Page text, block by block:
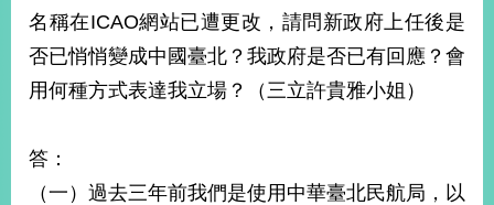
名稱在ICAO網站已遭更改，請問新政府上任後是
否已悄悄變成中國臺北？我政府是否已有回應？會
用何種方式表達我立場？（三立許貴雅小姐）
答：
（一）過去三年前我們是使用中華臺北民航局，以